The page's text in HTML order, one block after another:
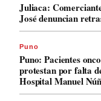
Juliaca:
José denuncian
Puno
Puno: Pacientes
protestan por falta
Hospital Manuel